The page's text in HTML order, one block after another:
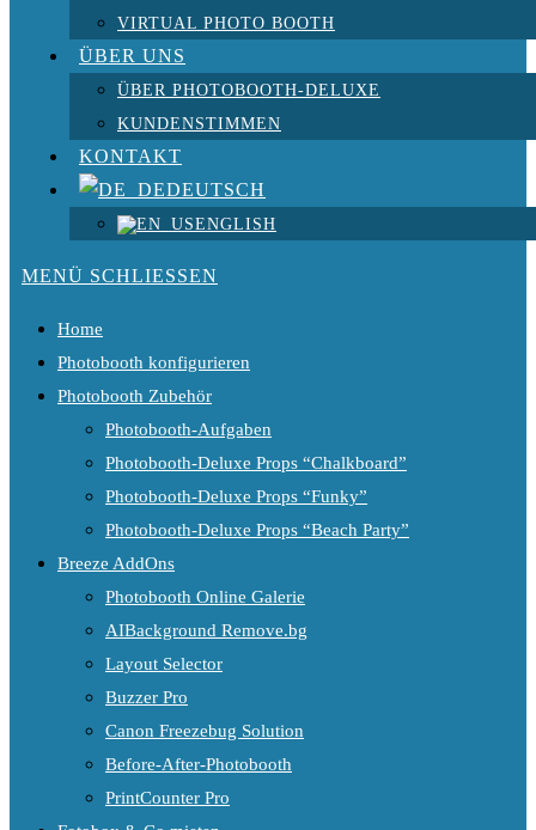
VIRTUAL PHOTO BOOTH
ÜBER UNS
ÜBER PHOTOBOOTH-DELUXE
KUNDENSTIMMEN
KONTAKT
DEUTSCH
ENGLISH
MENÜ SCHLIESSEN
Home
Photobooth konfigurieren
Photobooth Zubehör
Photobooth-Aufgaben
Photobooth-Deluxe Props “Chalkboard”
Photobooth-Deluxe Props “Funky”
Photobooth-Deluxe Props “Beach Party”
Breeze AddOns
Photobooth Online Galerie
AIBackground Remove.bg
Layout Selector
Buzzer Pro
Canon Freezebug Solution
Before-After-Photobooth
PrintCounter Pro